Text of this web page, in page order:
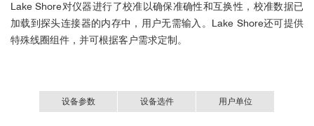
Lake Shore对仪器进行了校准以确保准确性和互换性，校准数据已
加载到探头连接器的内存中，用户无需输入。 Lake Shore还可提供
特殊线圈组件，并可根据客户需求定制。
设备参数 设备选件 用户单位